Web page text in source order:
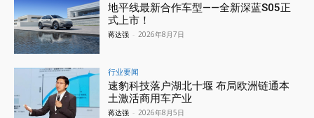
地平线最新合作车型——全新深蓝S05正
式上市！
蒋达强 - 2026年8月7日
行业要闻
速豹科技落户湖北十堰 布局欧洲链通本
土激活商用车产业
蒋达强 - 2026年8月5日